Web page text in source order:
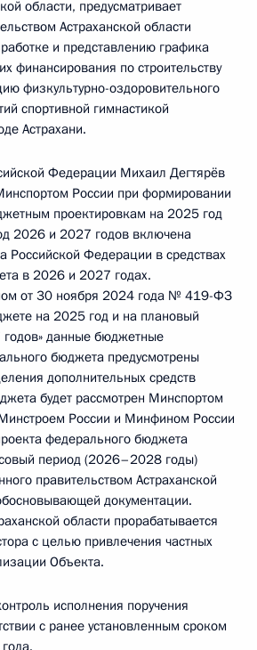
области, предусматривает
Астраханской области
и представлению графика
финансирования по строительству
физкультурно-оздоровительного
спортивной гимнастикой
Астрахани.
Федерации Михаил Дегтярёв
России при формировании
проектировкам на 2025 год
2026 и 2027 годов включена
Российской Федерации в средствах
в 2026 и 2027 годах.
от 30 ноября 2024 года № 419-ФЗ
на 2025 год и на плановый
данные бюджетные
бюджета предусмотрены
дополнительных средств
будет рассмотрен Минспортом
России и Минфином России
федерального бюджета
период (2026–2028 годы)
правительством Астраханской
документации.
области прорабатывается
с целью привлечения частных
Объекта.
исполнения поручения
с ранее установленным сроком